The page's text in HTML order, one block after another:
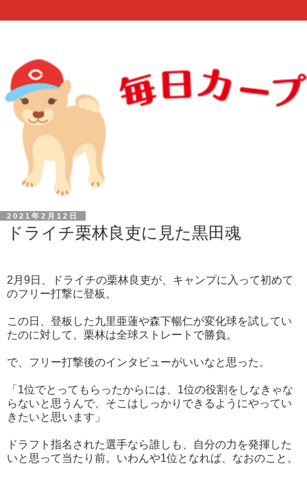
2021年2月12日
ドライチ栗林良吏に見た黒田魂
2月9日、ドライチの栗林良吏が、キャンプに入って初めて
のフリー打撃に登板。
この日、登板した九里亜蓮や森下暢仁が変化球を試してい
たのに対して、栗林は全球ストレートで勝負。
で、フリー打撃後のインタビューがいいなと思った。
「1位でとってもらったからには、1位の役割をしなきゃな
らないと思うんで、そこはしっかりできるようにやってい
きたいと思います」
ドラフト指名された選手なら誰しも、自分の力を発揮した
いと思って当たり前。いわんや1位となれば、なおのこと。